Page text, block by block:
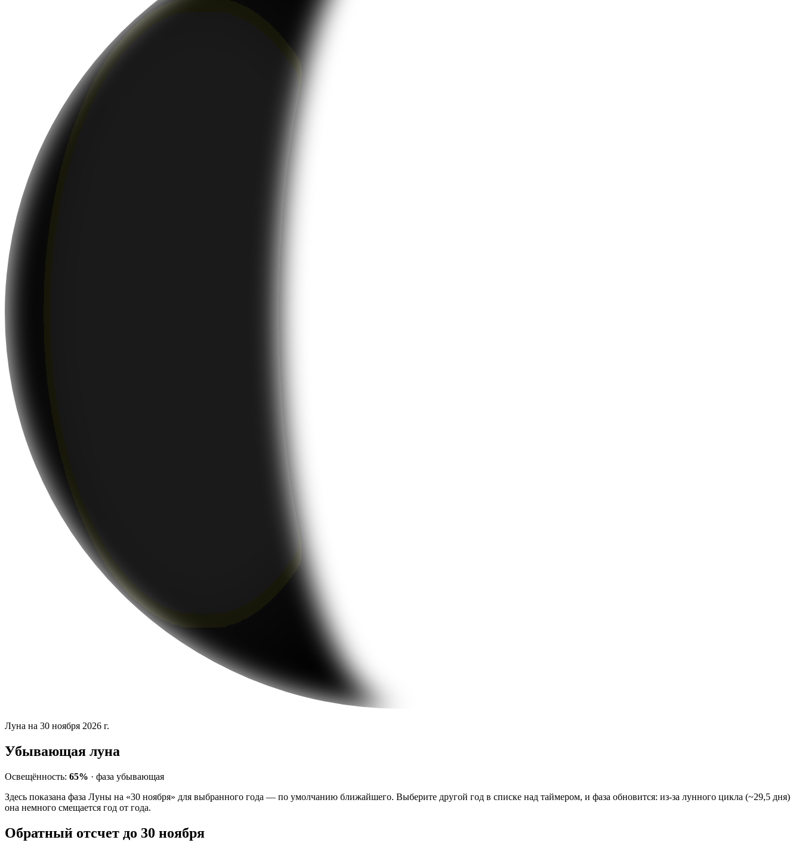
Луна на 30 ноября 2026 г.
Убывающая луна
Освещённость: 65% · фаза убывающая
Здесь показана фаза Луны на «30 ноября» для выбранного года — по умолчанию ближайшего. Выберите другой год в списке над таймером, и фаза обновится: из-за лунного цикла (~29,5 дня)
она немного смещается год от года.
Обратный отсчет до 30 ноября